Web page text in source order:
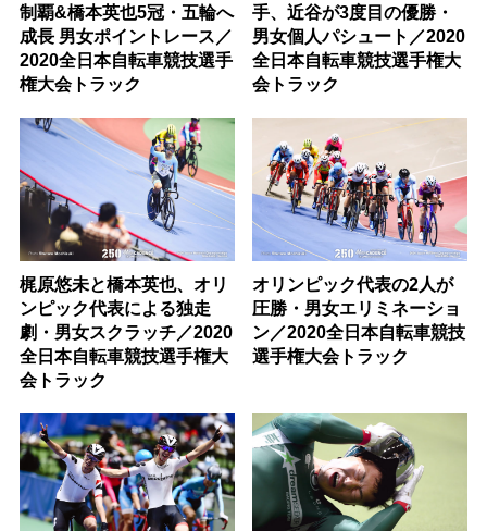
制覇&橋本英也5冠・五輪へ
成長 男女ポイントレース／
2020全日本自転車競技選手
権大会トラック
手、近谷が3度目の優勝・
男女個人パシュート／2020
全日本自転車競技選手権大
会トラック
梶原悠未と橋本英也、オリ
ンピック代表による独走
劇・男女スクラッチ／2020
全日本自転車競技選手権大
会トラック
オリンピック代表の2人が
圧勝・男女エリミネーショ
ン／2020全日本自転車競技
選手権大会トラック